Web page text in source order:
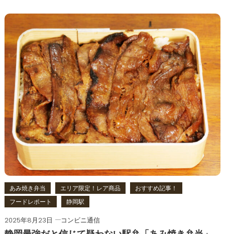
あみ焼き弁当 エリア限定！レア商品
おすすめ記事！
フードレポート
静岡駅
2025年8月23日
コンビニ通信